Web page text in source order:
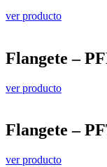
ver producto
Flangete –
ver producto
Flangete –
ver producto